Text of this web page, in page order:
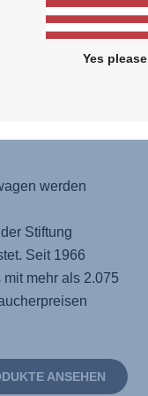
werden
Stiftung
Seit 1966
mehr als 2.075
ANSEHEN
Yes please